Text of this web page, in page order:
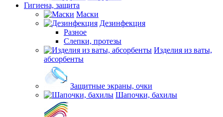
Гигиена, защита
Маски
Дезинфекция
Разное
Слепки, протезы
Изделия из ваты,
абсорбенты
Защитные экраны, очки
Шапочки, бахилы